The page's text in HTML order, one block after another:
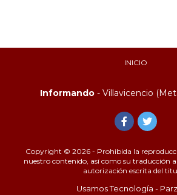
INICIO
Informando - Villavicencio
Copyright © 2026 - Prohibida la
nuestro contenido, así como su traducción
autorización escrita del
Usamos Tecnología -